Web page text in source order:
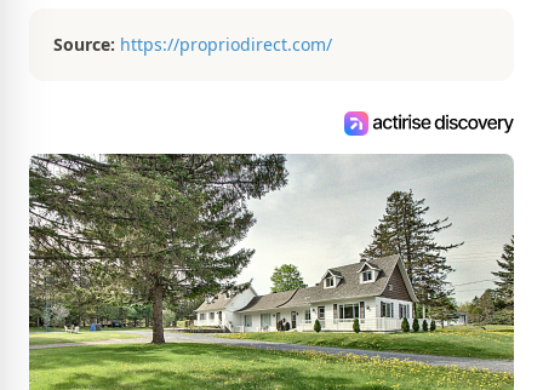
Source: https://propriodirect.com/